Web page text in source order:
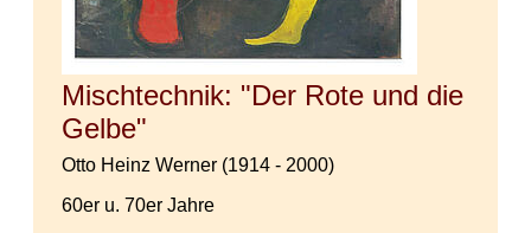
Mischtechnik: "Der Rote und die
Gelbe"
Otto Heinz Werner (1914 - 2000)
60er u. 70er Jahre